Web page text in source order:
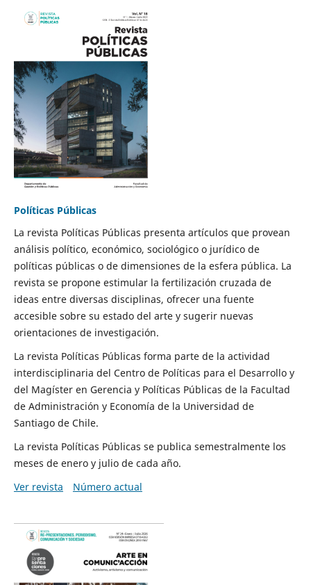
Políticas Públicas
La revista Políticas Públicas presenta artículos que provean
análisis político, económico, sociológico o jurídico de
políticas públicas o de dimensiones de la esfera pública. La
revista se propone estimular la fertilización cruzada de
ideas entre diversas disciplinas, ofrecer una fuente
accesible sobre su estado del arte y sugerir nuevas
orientaciones de investigación.
La revista Políticas Públicas forma parte de la actividad
interdisciplinaria del Centro de Políticas para el Desarrollo y
del Magíster en Gerencia y Políticas Públicas de la Facultad
de Administración y Economía de la Universidad de
Santiago de Chile.
La revista Políticas Públicas se publica semestralmente los
meses de enero y julio de cada año.
Ver revista
Número actual